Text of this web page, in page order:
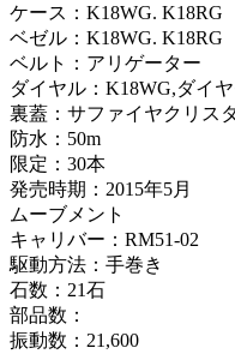
ケース：K18WG. K18RG
ベゼル：K18WG. K18RG
ベルト：アリゲーター
ダイヤル：K18WG,ダイ
裏蓋：サファイヤクリス
防水：50m
限定：30本
発売時期：2015年5月
ムーブメント
キャリバー：RM51-02
駆動方法：手巻き
石数：21石
部品数：
振動数：21,600